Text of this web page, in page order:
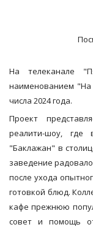
На телеканале
наименованием
числа 2024 года.
Проект
реалити-шоу, где
"Баклажан" в
заведение
после ухода
готовкой блюд.
кафе прежнюю
совет и помощь